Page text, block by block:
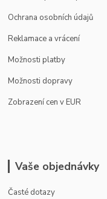
Ochrana osobních údajů
Reklamace a vrácení
Možnosti platby
Možnosti dopravy
Zobrazení cen v EUR
Vaše objednávky
Časté dotazy